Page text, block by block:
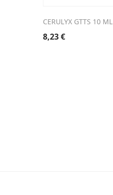
CERULYX GTTS 10 ML
8,23€